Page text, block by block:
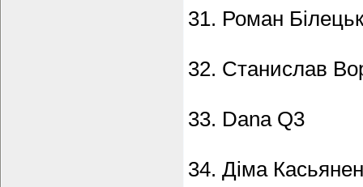
31. Роман
32. Станислав
33. Dana Q3
34. Діма